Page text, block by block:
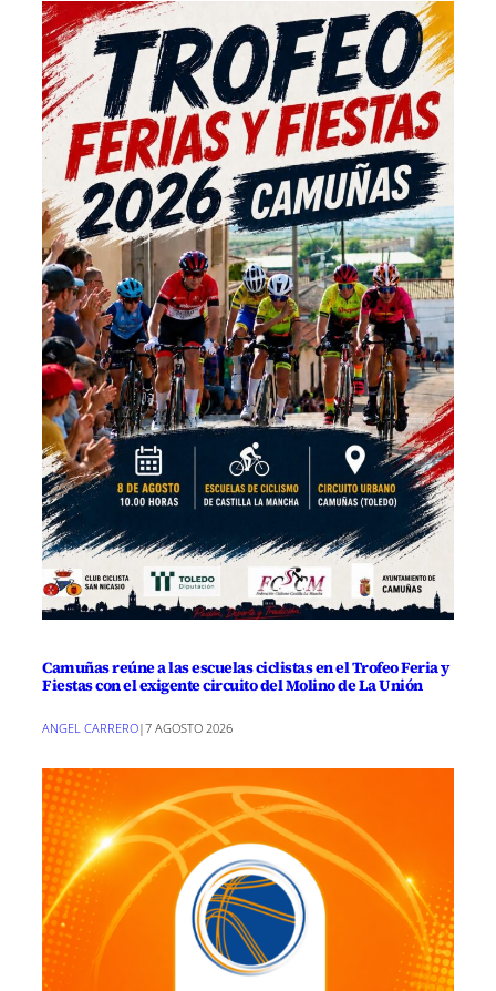
Camuñas reúne a las escuelas ciclistas en el Trofeo Feria y
Fiestas con el exigente circuito del Molino de La Unión
ANGEL CARRERO|7 AGOSTO 2026